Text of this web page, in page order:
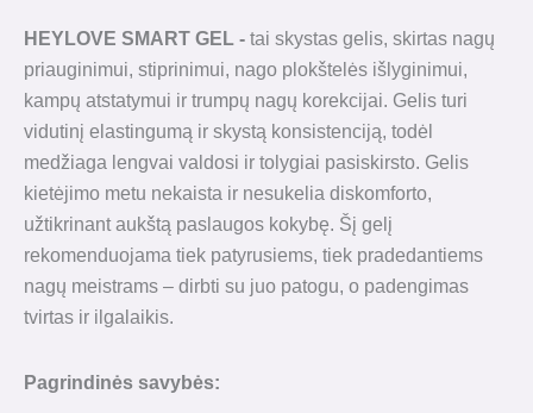
HEYLOVE SMART GEL - tai skystas gelis, skirtas nagų
priauginimui, stiprinimui, nago plokštelės išlyginimui,
kampų atstatymui ir trumpų nagų korekcijai. Gelis turi
vidutinį elastingumą ir skystą konsistenciją, todėl
medžiaga lengvai valdosi ir tolygiai pasiskirsto. Gelis
kietėjimo metu nekaista ir nesukelia diskomforto,
užtikrinant aukštą paslaugos kokybę. Šį gelį
rekomenduojama tiek patyrusiems, tiek pradedantiems
nagų meistrams – dirbti su juo patogu, o padengimas
tvirtas ir ilgalaikis.
Pagrindinės savybės: